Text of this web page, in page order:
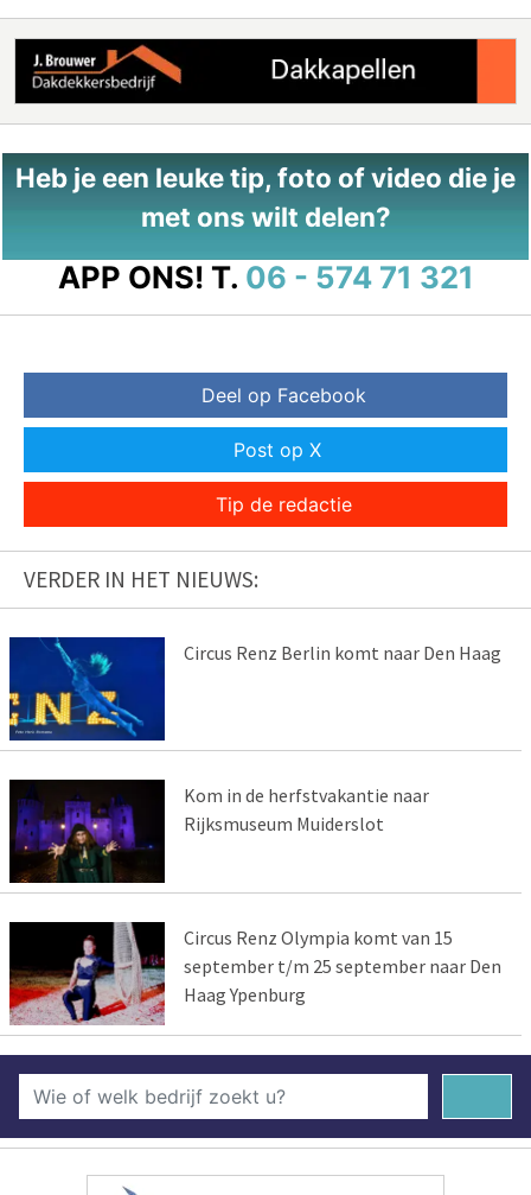
Heb je een leuke tip, foto of video die je
met ons wilt delen?
APP ONS! T. 06 - 574 71 321
Deel op Facebook
Post op X
Tip de redactie
VERDER IN HET NIEUWS:
Circus Renz Berlin komt naar Den Haag
Kom in de herfstvakantie naar
Rijksmuseum Muiderslot
Circus Renz Olympia komt van 15
september t/m 25 september naar Den
Haag Ypenburg